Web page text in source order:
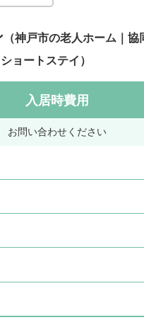
（神戸市の老人ホーム｜協
ョートステイ）
入居時費用
お問い合わせください